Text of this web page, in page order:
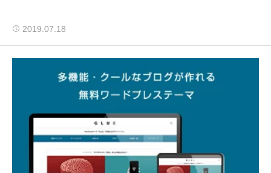
2019.07.18